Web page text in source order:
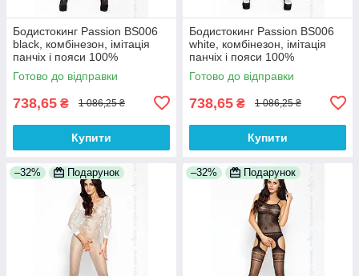
Бодистокинг Passion BS006
black, комбінезон, імітація
панчіх і пояси 100%
Анонімності
Готово до відправки
738,65 ₴ 1 086,25 ₴
Купити
Бодистокинг Passion BS006
white, комбінезон, імітація
панчіх і пояси 100%
Анонімності
Готово до відправки
738,65 ₴ 1 086,25 ₴
Купити
–32% Подарунок –32% Подарунок